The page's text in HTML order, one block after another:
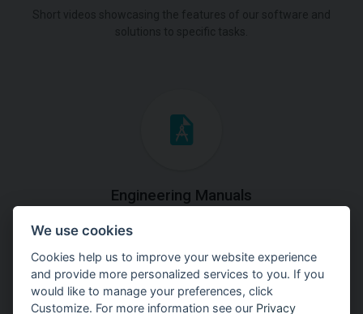
Engineering Manuals
Step by steps guides on how
to solve a specific tasks.
We use cookies
Cookies help us to improve your website experience
and provide more personalized services to you. If you
would like to manage your preferences, click
Customize. For more information see our Privacy